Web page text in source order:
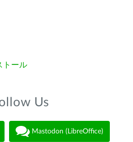
トール
Us
Mastodon (LibreOffice)